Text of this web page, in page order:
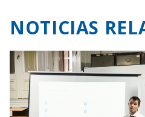
NOTICIAS